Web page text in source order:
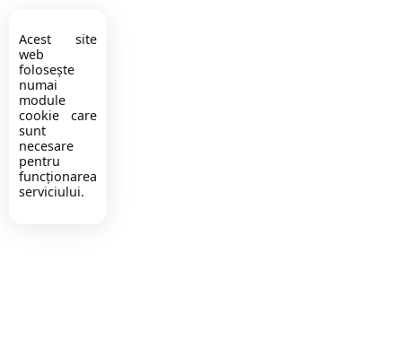
Acest site
web
folosește
numai
module
cookie care
sunt
necesare
pentru
funcționarea
serviciului.